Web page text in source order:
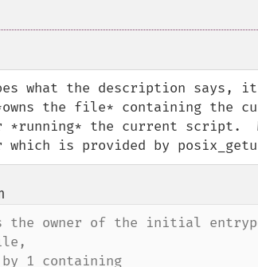
what the description says,
the file* containing the
the current script.
is provided by
the owner of the initial